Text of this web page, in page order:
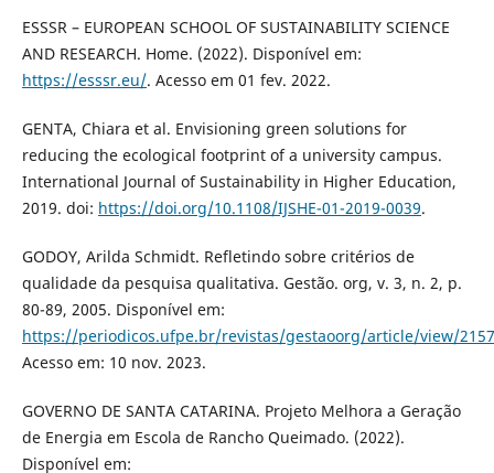
ESSSR – EUROPEAN SCHOOL OF SUSTAINABILITY SCIENCE
AND RESEARCH. Home. (2022). Disponível em:
https://esssr.eu/. Acesso em 01 fev. 2022.
GENTA, Chiara et al. Envisioning green solutions for
reducing the ecological footprint of a university campus.
International Journal of Sustainability in Higher Education,
2019. doi: https://doi.org/10.1108/IJSHE-01-2019-0039.
GODOY, Arilda Schmidt. Refletindo sobre critérios de
qualidade da pesquisa qualitativa. Gestão. org, v. 3, n. 2, p.
80-89, 2005. Disponível em:
https://periodicos.ufpe.br/revistas/gestaoorg/article/view/
Acesso em: 10 nov. 2023.
GOVERNO DE SANTA CATARINA. Projeto Melhora a Geração
de Energia em Escola de Rancho Queimado. (2022).
Disponível em: